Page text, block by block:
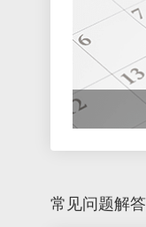
常见问题解答